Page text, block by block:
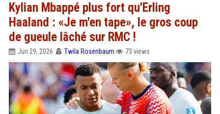
Kylian Mbappé plus fort qu'Erling
Haaland : «Je m'en tape», le gros coup
de gueule lâché sur RMC !
Jun 29, 2026 Twila Rosenbaum 73 views